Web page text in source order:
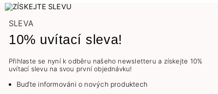
SLEVA
10% uvítací sleva!
Přihlaste se nyní k odběru našeho newsletteru a získejte 10%
uvítací slevu na svou první objednávku!
Buďte informováni o nových produktech